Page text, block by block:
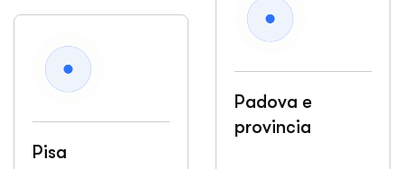
Padova e
provincia
Pisa